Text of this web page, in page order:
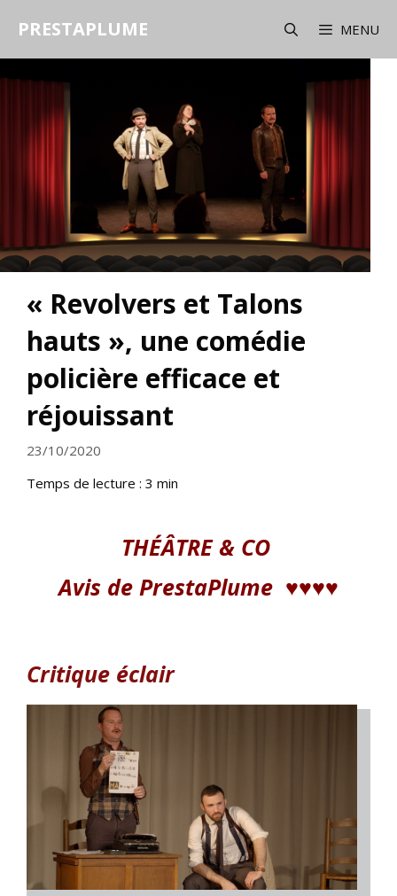
PRESTAPLUME MENU
« Revolvers et Talons
hauts », une comédie
policière efficace et
réjouissant
23/10/2020
Temps de lecture : 3 min
THÉÂTRE & CO
Avis de PrestaPlume ♥♥♥♥
Critique éclair